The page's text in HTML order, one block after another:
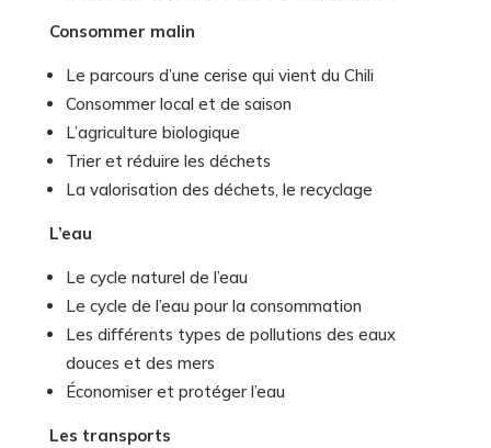
Consommer malin
Le parcours d’une cerise qui vient du Chili
Consommer local et de saison
L’agriculture biologique
Trier et réduire les déchets
La valorisation des déchets, le recyclage
L’eau
Le cycle naturel de l’eau
Le cycle de l’eau pour la consommation
Les différents types de pollutions des eaux
douces et des mers
Économiser et protéger l’eau
Les transports